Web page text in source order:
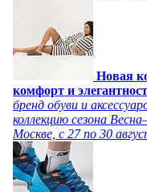
Новая
комфорт и
бренд обуви и
коллекцию сезона
Москве, с 27 по 30